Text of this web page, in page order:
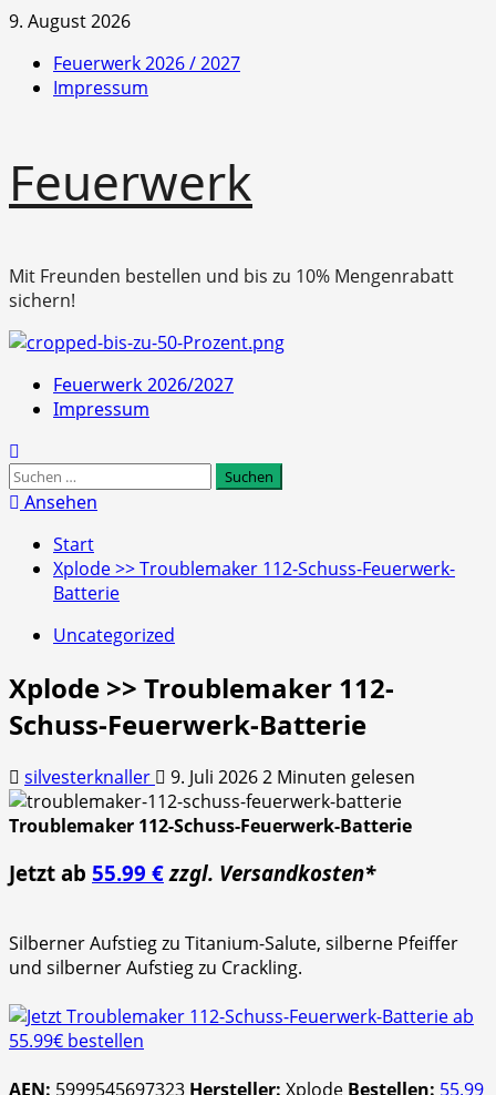
Zum
springen
9. August 2026
Feuerwerk 2026 / 2027
Impressum
Feuerwerk
Mit Freunden bestellen und bis zu 10% Mengenrabatt
sichern!
Primäres
Menü
Feuerwerk 2026/2027
Impressum
Suchen
nach:
Ansehen
Start
Xplode >> Troublemaker 112-Schuss-Feuerwerk-
Batterie
Uncategorized
Xplode >> Troublemaker 112-
Schuss-Feuerwerk-Batterie
silvesterknaller 9. Juli 20262 Minuten gelesen
Troublemaker 112-Schuss-Feuerwerk-Batterie
Jetzt ab 55.99 € zzgl. Versandkosten*
Silberner Aufstieg zu Titanium-Salute, silberne Pfeiffer
und silberner Aufstieg zu Crackling.
AEN: 5999545697323 Hersteller: Xplode Bestellen: 55.99